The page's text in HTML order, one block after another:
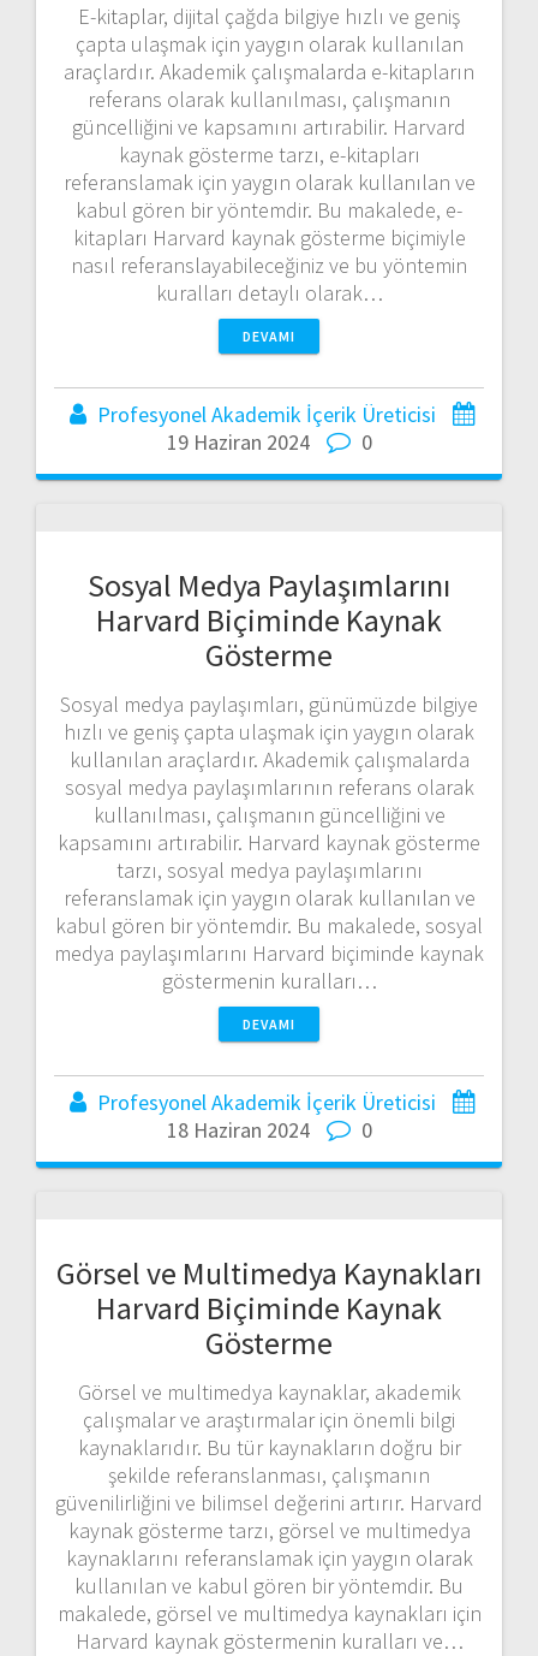
E-kitaplar, dijital çağda bilgiye hızlı ve geniş
çapta ulaşmak için yaygın olarak kullanılan
araçlardır. Akademik çalışmalarda e-kitapların
referans olarak kullanılması, çalışmanın
güncelliğini ve kapsamını artırabilir. Harvard
kaynak gösterme tarzı, e-kitapları
referanslamak için yaygın olarak kullanılan ve
kabul gören bir yöntemdir. Bu makalede, e-
kitapları Harvard kaynak gösterme biçimiyle
nasıl referanslayabileceğiniz ve bu yöntemin
kuralları detaylı olarak…
DEVAMI
Profesyonel Akademik İçerik Üreticisi
19 Haziran 2024
0
Sosyal Medya Paylaşımlarını
Harvard Biçiminde Kaynak
Gösterme
Sosyal medya paylaşımları, günümüzde bilgiye
hızlı ve geniş çapta ulaşmak için yaygın olarak
kullanılan araçlardır. Akademik çalışmalarda
sosyal medya paylaşımlarının referans olarak
kullanılması, çalışmanın güncelliğini ve
kapsamını artırabilir. Harvard kaynak gösterme
tarzı, sosyal medya paylaşımlarını
referanslamak için yaygın olarak kullanılan ve
kabul gören bir yöntemdir. Bu makalede, sosyal
medya paylaşımlarını Harvard biçiminde kaynak
göstermenin kuralları…
DEVAMI
Profesyonel Akademik İçerik Üreticisi
18 Haziran 2024
0
Görsel ve Multimedya Kaynakları
Harvard Biçiminde Kaynak
Gösterme
Görsel ve multimedya kaynaklar, akademik
çalışmalar ve araştırmalar için önemli bilgi
kaynaklarıdır. Bu tür kaynakların doğru bir
şekilde referanslanması, çalışmanın
güvenilirliğini ve bilimsel değerini artırır. Harvard
kaynak gösterme tarzı, görsel ve multimedya
kaynaklarını referanslamak için yaygın olarak
kullanılan ve kabul gören bir yöntemdir. Bu
makalede, görsel ve multimedya kaynakları için
Harvard kaynak göstermenin kuralları ve…